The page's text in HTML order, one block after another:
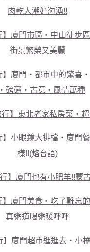
肉乾人潮好洶湧!!
】廈門市區‧中山徒步
街景繁榮又美麗
】廈門‧都市中的驚喜
磅礡‧古意‧風情萬種
行】東北老家私房菜‧
】小眼鏡大排檔‧廈門
樣!!(烙台語)
】廈門也有小肥羊!!蒙
】廈門美食‧吃了難忘
真粥道喝粥暖呼呼
】廈門超市逛逛去‧小